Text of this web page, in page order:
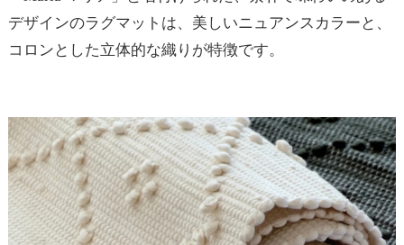
デザインのラグマットは、美しいニュアンスカラーと、
コロンとした立体的な織りが特徴です。